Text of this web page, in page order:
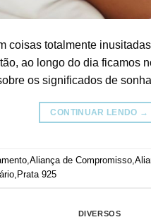
coisas totalmente
ao longo do dia ficamos
os significados de
CONTINUAR LENDO →
,Aliança de Compromisso,
, Prata 925
DIVERSOS